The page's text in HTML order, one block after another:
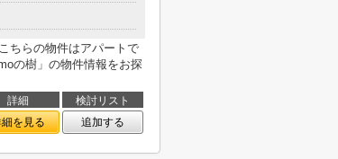
ちらの物件はアパートで
の樹」の物件情報をお探
詳細
検討リスト
を見る 追加する